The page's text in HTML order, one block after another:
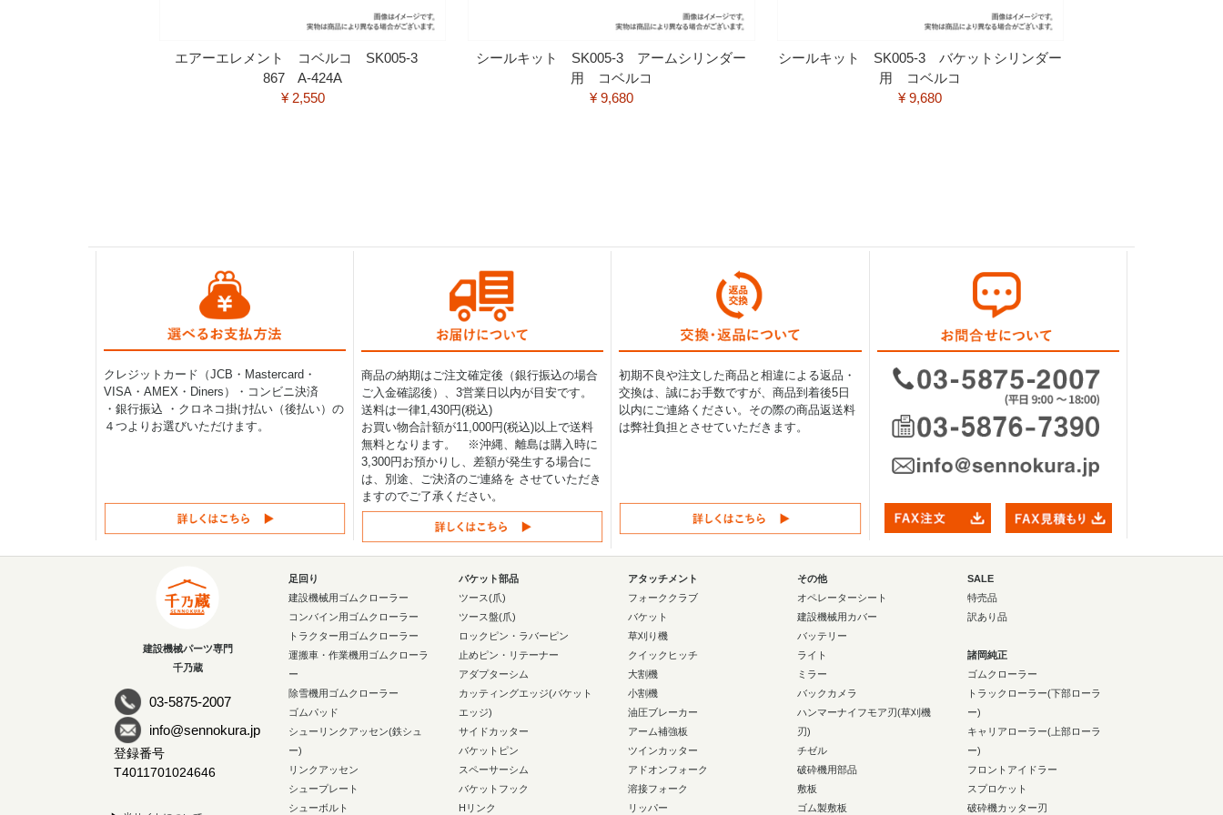
エアーエレメント コベルコ SK005-3
867 A-424A
¥ 2,550
シールキット SK005-3 アームシリンダー
用 コベルコ
¥ 9,680
シールキット SK005-3 バケットシリンダー
用 コベルコ
¥ 9,680
クレジットカード（JCB・Mastercard・
VISA・AMEX・Diners）・コンビニ決済
・銀行振込 ・クロネコ掛け払い（後払い）の
４つよりお選びいただけます。
商品の納期はご注文確定後（銀行振込の場合
ご入金確認後）、3営業日以内が目安です。
送料は一律1,430円(税込)
お買い物合計額が11,000円(税込)以上で送料
無料となります。 ※沖縄、離島は購入時に
3,300円お預かりし、差額が発生する場合に
は、別途、ご決済のご連絡を させていただき
ますのでご了承ください。
初期不良や注文した商品と相違による返品・
交換は、誠にお手数ですが、商品到着後5日
以内にご連絡ください。その際の商品返送料
は弊社負担とさせていただきます。
建設機械パーツ専門
千乃蔵
03-5875-2007
info@sennokura.jp
登録番号
T4011701024646
足回り
建設機械用ゴムクローラー
コンバイン用ゴムクローラー
トラクター用ゴムクローラー
運搬車・作業機用ゴムクローラ
ー
除雪機用ゴムクローラー
ゴムパッド
シューリンクアッセン(鉄シュ
ー)
リンクアッセン
シュープレート
シューボルト
バケット部品
ツース(爪)
ツース盤(爪)
ロックピン・ラバーピン
止めピン・リテーナー
アダプターシム
カッティングエッジ(バケット
エッジ)
サイドカッター
バケットピン
スペーサーシム
バケットフック
Hリンク
アタッチメント
フォーククラブ
バケット
草刈り機
クイックヒッチ
大割機
小割機
油圧ブレーカー
アーム補強板
ツインカッター
アドオンフォーク
溶接フォーク
リッパー
その他
オペレーターシート
建設機械用カバー
バッテリー
ライト
ミラー
バックカメラ
ハンマーナイフモア刃(草刈機
刃)
チゼル
破砕機用部品
敷板
ゴム製敷板
SALE
特売品
訳あり品
諸岡純正
ゴムクローラー
トラックローラー(下部ローラ
ー)
キャリアローラー(上部ローラ
ー)
フロントアイドラー
スプロケット
破砕機カッター刃